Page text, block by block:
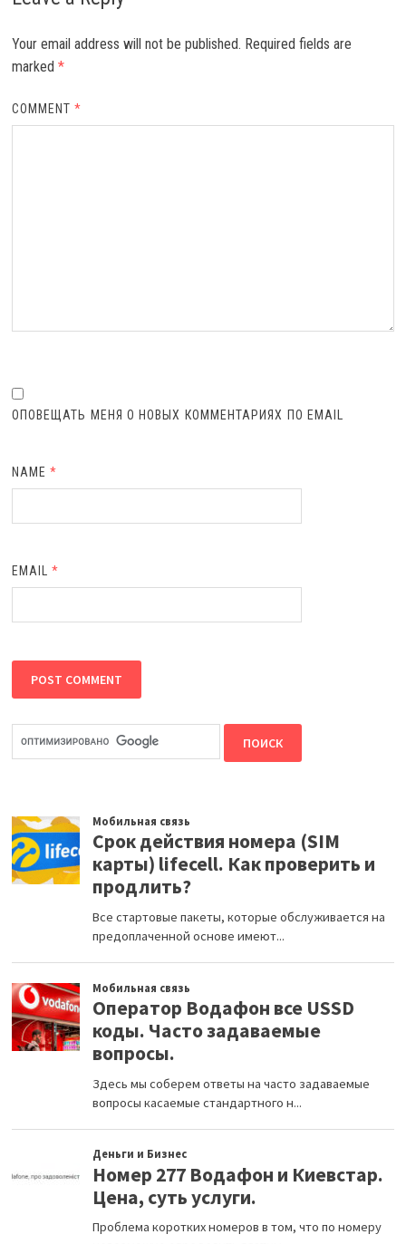
Your email address will not be published. Required fields are
marked *
COMMENT*
ОПОВЕЩАТЬ МЕНЯ О НОВЫХ КОММЕНТАРИЯХ ПО EMAIL
NAME*
EMAIL*